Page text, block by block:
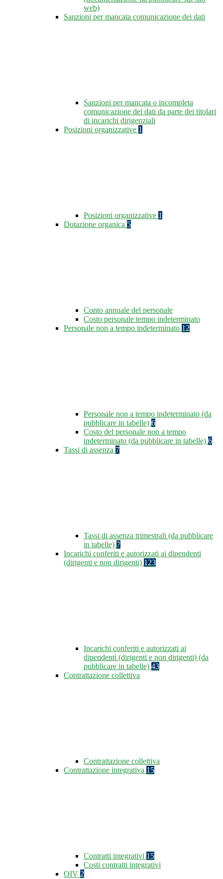
web)
Sanzioni per mancata comunicazione dei dati
Sanzioni per mancata o incompleta
comunicazione dei dati da parte dei titolari
di incarichi dirigenziali
Posizioni organizzative 1
Posizioni organizzative 1
Dotazione organica 5
Conto annuale del personale
Costo personale tempo indeterminato
Personale non a tempo indeterminato 12
Personale non a tempo indeterminato (da
pubblicare in tabelle) 6
Costo del personale non a tempo
indeterminato (da pubblicare in tabelle) 6
Tassi di assenza 7
Tassi di assenza trimestrali (da pubblicare
in tabelle) 7
Incarichi conferiti e autorizzati ai dipendenti
(dirigenti e non dirigenti) 123
Incarichi conferiti e autorizzati ai
dipendenti (dirigenti e non dirigenti) (da
pubblicare in tabelle) 43
Contrattazione collettiva
Contrattazione collettiva
Contrattazione integrativa 15
Contratti integrativi 15
Costi contratti integrativi
OIV 2